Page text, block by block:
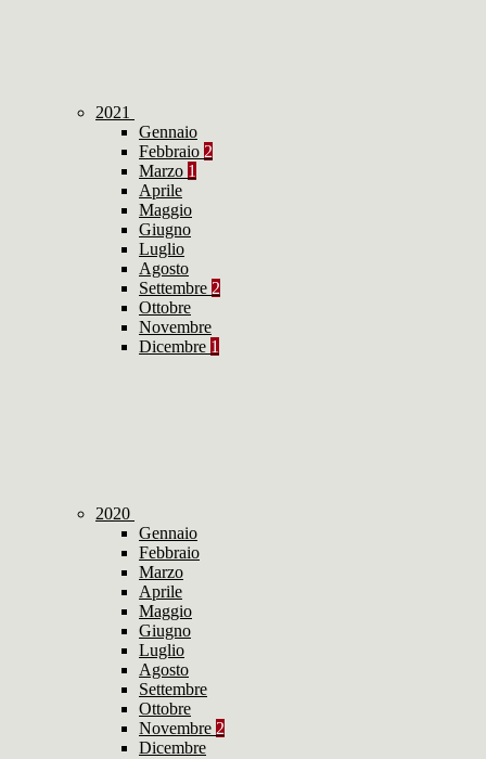
2021
Gennaio
Febbraio 2
Marzo 1
Aprile
Maggio
Giugno
Luglio
Agosto
Settembre 2
Ottobre
Novembre
Dicembre 1
2020
Gennaio
Febbraio
Marzo
Aprile
Maggio
Giugno
Luglio
Agosto
Settembre
Ottobre
Novembre 2
Dicembre